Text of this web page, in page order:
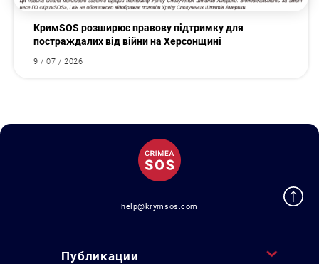
КримSOS розширює правову підтримку для
постраждалих від війни на Херсонщині
9 / 07 / 2026
help@krymsos.com
Публикации